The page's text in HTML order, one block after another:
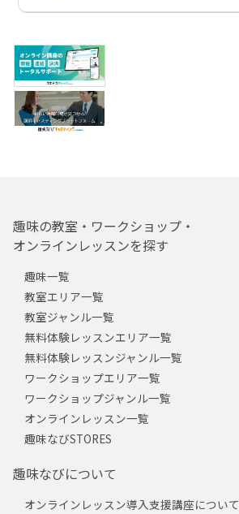
趣味の教室・ワークショップ・
オンラインレッスンを探す
趣味一覧
教室エリア一覧
教室ジャンル一覧
無料体験レッスンエリア一覧
無料体験レッスンジャンル一覧
ワークショップエリア一覧
ワークショップジャンル一覧
オンラインレッスン一覧
趣味なびSTORES
趣味なびについて
オンラインレッスン導入支援講座について